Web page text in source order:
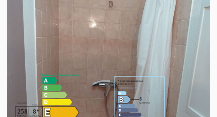
Honoraires : constitution du dossier, visites, bail et
état des lieux
Contact 04 94 37 31 31